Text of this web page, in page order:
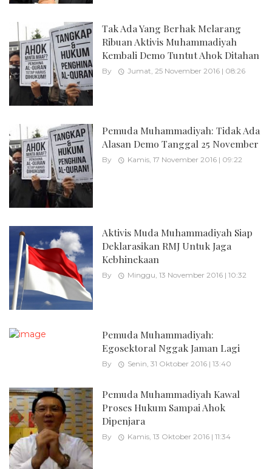
Tak Ada Yang Berhak Melarang
Ribuan Aktivis Muhammadiyah
Kembali Demo Tuntut Ahok Ditahan
By Jumat, 25 November 2016 | 08:26
Pemuda Muhammadiyah: Tidak Ada
Alasan Demo Tanggal 25 November
By Kamis, 17 November 2016 | 09:22
Aktivis Muda Muhammadiyah Siap
Deklarasikan RMJ Untuk Jaga
Kebhinekaan
By Minggu, 13 November 2016 | 10:32
Pemuda Muhammadiyah:
Egosektoral Nggak Jaman Lagi
By Senin, 31 Oktober 2016 | 13:40
Pemuda Muhammadiyah Kawal
Proses Hukum Sampai Ahok
Dipenjara
By Kamis, 13 Oktober 2016 | 11:34